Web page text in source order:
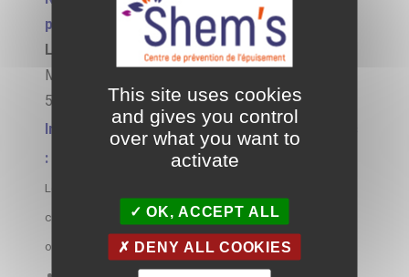
professionnelle Shem’s:
Leïla Limam
, Directrice du Centre Shem’s
Mail : shems@shems-nantes.com, Tel : 06 28 78
54 95
Information pour les conventions et contrats
:
Les informations indispensables à l’établissement des
conventions de formation et des contrats avec les
organismes payeurs :
This site uses cookies
and gives you control
over what you want to
activate
OK, ACCEPT ALL
DENY ALL COOKIES